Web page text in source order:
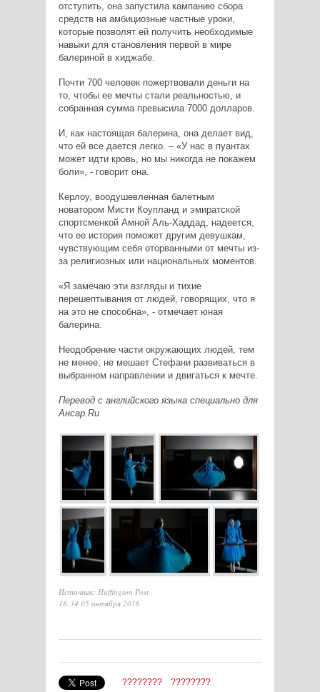
отступить, она запустила кампанию сбора
средств на амбициозные частные уроки,
которые позволят ей получить необходимые
навыки для становления первой в мире
балериной в хиджабе.
Почти 700 человек пожертвовали деньги на
то, чтобы ее мечты стали реальностью, и
собранная сумма превысила 7000 долларов.
И, как настоящая балерина, она делает вид,
что ей все дается легко. – «У нас в пуантах
может идти кровь, но мы никогда не покажем
боли», - говорит она.
Керлоу, воодушевленная балетным
новатором Мисти Коупланд и эмиратской
спортсменкой Амной Аль-Хаддад, надеется,
что ее история поможет другим девушкам,
чувствующим себя оторванными от мечты из-
за религиозных или национальных моментов.
«Я замечаю эти взгляды и тихие
перешептывания от людей, говорящих, что я
на это не способна», - отмечает юная
балерина.
Неодобрение части окружающих людей, тем
не менее, не мешает Стефани развиваться в
выбранном направлении и двигаться к мечте.
Перевод с английского языка специально для
Ансар.Ru
Источник: Huffington Post
18:34 05 октября 2016
???????? ????????